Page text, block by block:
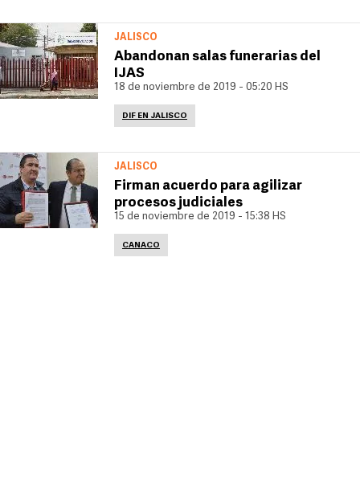
JALISCO
Abandonan salas funerarias del
IJAS
18 de noviembre de 2019 - 05:20 HS
DIF EN JALISCO
JALISCO
Firman acuerdo para agilizar
procesos judiciales
15 de noviembre de 2019 - 15:38 HS
CANACO